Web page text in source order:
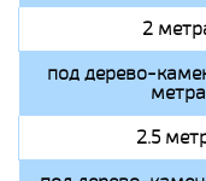
2
под дерево-
метра
2.5